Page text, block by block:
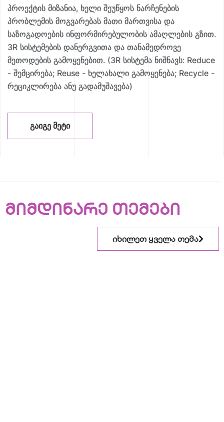
პროექტის მიზანია, ხელი შეუწყოს ნარჩენების
პრობლემის მოგვარებას მათი მართვისა და
საზოგადოების ინფორმირებულობის ამაღლების გზით.
3R სისტემების დანერგვითა და თანამედროვე
მეთოდების გამოყენებით. (3R სისტემა ნიშნავს: Reduce
- შემცირება; Reuse - ხელახალი გამოყენება; Recycle -
რეციკლირება ანუ გადამუშავება)
ᲒᲐᲘᲒᲔ ᲛᲔᲢᲘ
მიმდინარე თემები
იხილეთ ყველა თემა